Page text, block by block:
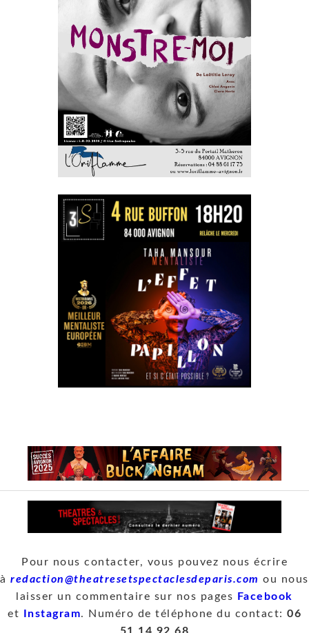
Pour nous contacter, vous pouvez nous écrire
àredaction@theatresetspectaclesdeparis.com ou nous
laisser un commentaire sur nos pages
Facebook
et Instagram. Numéro de téléphone du contact: 06